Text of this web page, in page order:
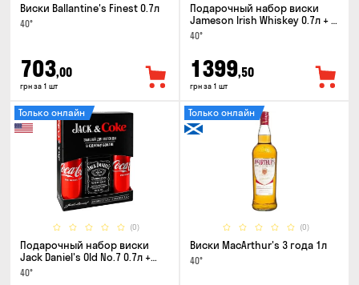
Виски Ballantine's Finest 0.7л
40°
703,00
грн за 1 шт
Подарочный набор виски
Jameson Irish Whiskey 0.7л + 2
стакана
40°
1399,50
грн за 1 шт
(0)
Только онлайн
Подарочный набор виски
Jack Daniel's Old No.7 0.7л +
Coca-Cola 0.33л x 2шт
40°
(0)
Только онлайн
Виски MacArthur's 3 года 1л
40°